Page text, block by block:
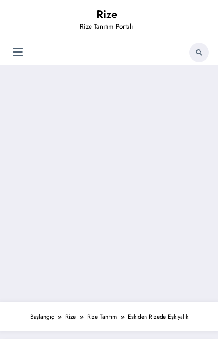
Rize
Rize Tanıtım Portalı
Başlangıç Rize Rize Tanıtım Eskiden Rizede Eşkıyalık